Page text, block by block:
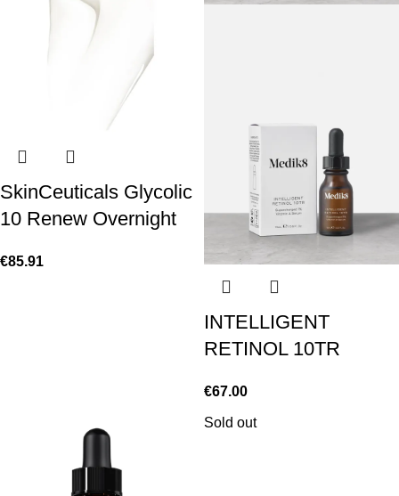
SkinCeuticals Glycolic
10 Renew Overnight
€85.91
INTELLIGENT
RETINOL 10TR
€67.00
Sold out